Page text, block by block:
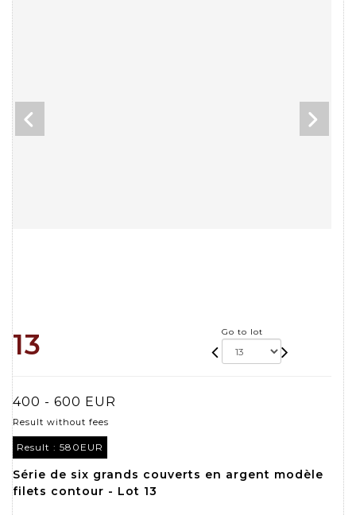
13 Go to lot
400 - 600 EUR
Result without fees
Result : 580EUR
Série de six grands couverts en argent modèle
filets contour - Lot 13